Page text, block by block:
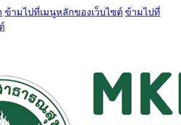
ข้ามไปที่เมนูหลักของเว็บไซต์ ข้ามไปที่